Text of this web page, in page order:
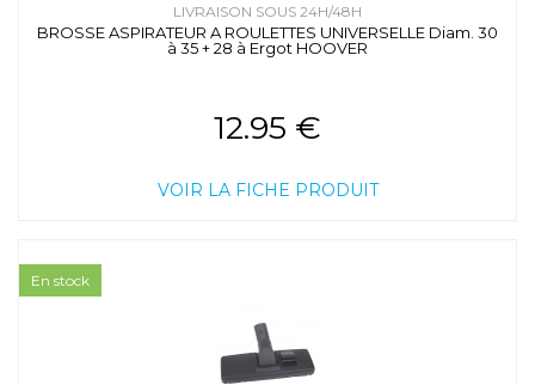
LIVRAISON SOUS 24H/48H
BROSSE ASPIRATEUR A ROULETTES UNIVERSELLE Diam. 30
à 35 + 28 à Ergot HOOVER
12.95 €
VOIR LA FICHE PRODUIT
En stock